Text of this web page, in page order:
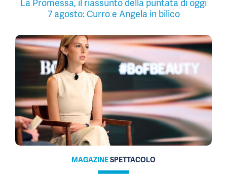
La Promessa, il riassunto della puntata di oggi
7 agosto: Curro e Angela in bilico
MAGAZINESPETTACOLO